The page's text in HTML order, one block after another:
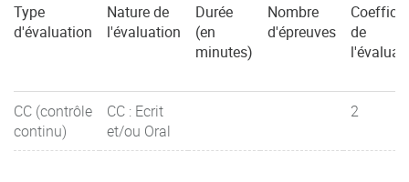
Type
d'évaluation
Nature de
l'évaluation
Durée
(en
minutes)
Nombre
d'épreuves
de
CC (contrôle
continu)
CC : Ecrit
et/ou Oral
2